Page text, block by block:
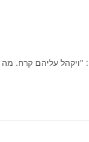
"ויקהל עליהם קרח.